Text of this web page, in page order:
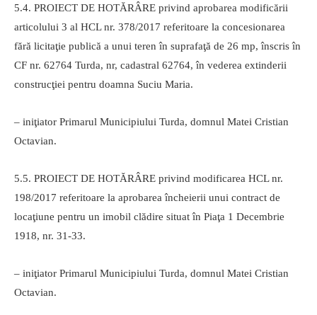
5.4. PROIECT DE HOTĂRÂRE privind aprobarea modificării
articolului 3 al HCL nr. 378/2017 referitoare la concesionarea
fără licitaţie publică a unui teren în suprafaţă de 26 mp, înscris în
CF nr. 62764 Turda, nr, cadastral 62764, în vederea extinderii
construcţiei pentru doamna Suciu Maria.
– iniţiator Primarul Municipiului Turda, domnul Matei Cristian
Octavian.
5.5. PROIECT DE HOTĂRÂRE privind modificarea HCL nr.
198/2017 referitoare la aprobarea încheierii unui contract de
locaţiune pentru un imobil clădire situat în Piaţa 1 Decembrie
1918, nr. 31-33.
– iniţiator Primarul Municipiului Turda, domnul Matei Cristian
Octavian.